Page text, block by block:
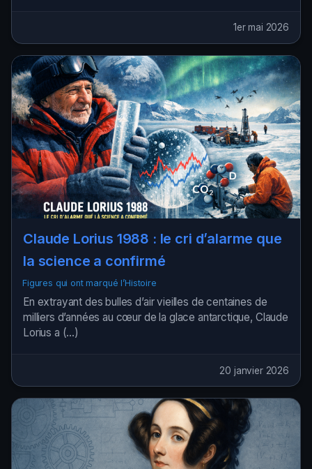
1er mai 2026
Claude Lorius 1988 : le cri d’alarme que
la science a confirmé
Figures qui ont marqué l’Histoire
En extrayant des bulles d’air vieilles de centaines de
milliers d’années au cœur de la glace antarctique, Claude
Lorius a (…)
20 janvier 2026